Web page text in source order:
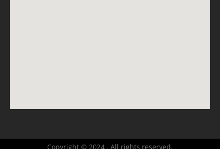
Copyright © 2024 . All rights reserved.